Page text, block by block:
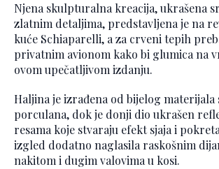
Njena skulpturalna kreacija, ukrašena
zlatnim detaljima, predstavljena je na
kuće Schiaparelli, a za crveni tepih
privatnim avionom kako bi glumica na
ovom upečatljivom izdanju.
Haljina je izrađena od bijelog materijala
porculana, dok je donji dio ukrašen
resama koje stvaraju efekt sjaja i
izgled dodatno naglasila raskošnim
nakitom i dugim valovima u kosi.